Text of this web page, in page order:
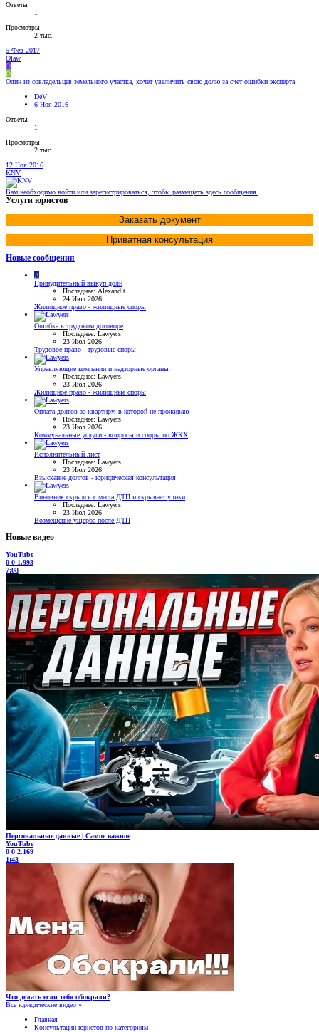
Ответы
1
Просмотры
2 тыс.
5 Фев 2017
Olaw
O
D
Один из совладельцев земельного участка, хочет увеличить свою долю за счет ошибки эксперта
DeV
6 Ноя 2016
Ответы
1
Просмотры
2 тыс.
12 Ноя 2016
KNV
Вам необходимо войти или зарегистрироваться, чтобы размещать здесь сообщения.
Услуги юристов
Заказать документ
Приватная консультация
Новые сообщения
A
Принудительный выкуп доли
Последнее: Alexandit
24 Июл 2026
Жилищное право - жилищные споры
Ошибка в трудовом договоре
Последнее: Lawyers
23 Июл 2026
Трудовое право - трудовые споры
Управляющие компании и надзорные органы
Последнее: Lawyers
23 Июл 2026
Жилищное право - жилищные споры
Оплата долгов за квартиру, в которой не проживаю
Последнее: Lawyers
23 Июл 2026
Коммунальные услуги - вопросы и споры по ЖКХ
Исполнительный лист
Последнее: Lawyers
23 Июл 2026
Взыскание долгов - юридическая консультация
Виновник скрылся с места ДТП и скрывает улики
Последнее: Lawyers
23 Июл 2026
Возмещение ущерба после ДТП
Новые видео
YouTube
0 0 1.993
7:08
Персональные данные | Самое важное
YouTube
0 0 2.169
1:43
Что делать если тебя обокрали?
Все юридические видео »
Главная
Консультации юристов по категориям